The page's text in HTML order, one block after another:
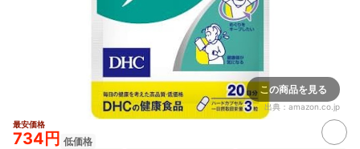
この商品を見る
出典： amazon.co.jp
最安価格
734円 低価格